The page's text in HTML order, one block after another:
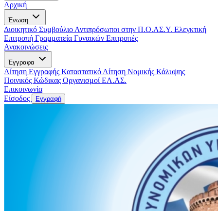
Αρχική
Ένωση
Διοικητικό Συμβούλιο Αντιπρόσωποι στην Π.Ο.ΑΣ.Υ. Ελεγκτική
Επιτροπή Γραμματεία Γυναικών Επιτροπές
Ανακοινώσεις
Έγγραφα
Αίτηση Εγγραφής Καταστατικό Αίτηση Νομικής Κάλυψης
Ποινικός Κώδικας Οργανισμοί ΕΛ.ΑΣ.
Επικοινωνία
Είσοδος
Εγγραφή